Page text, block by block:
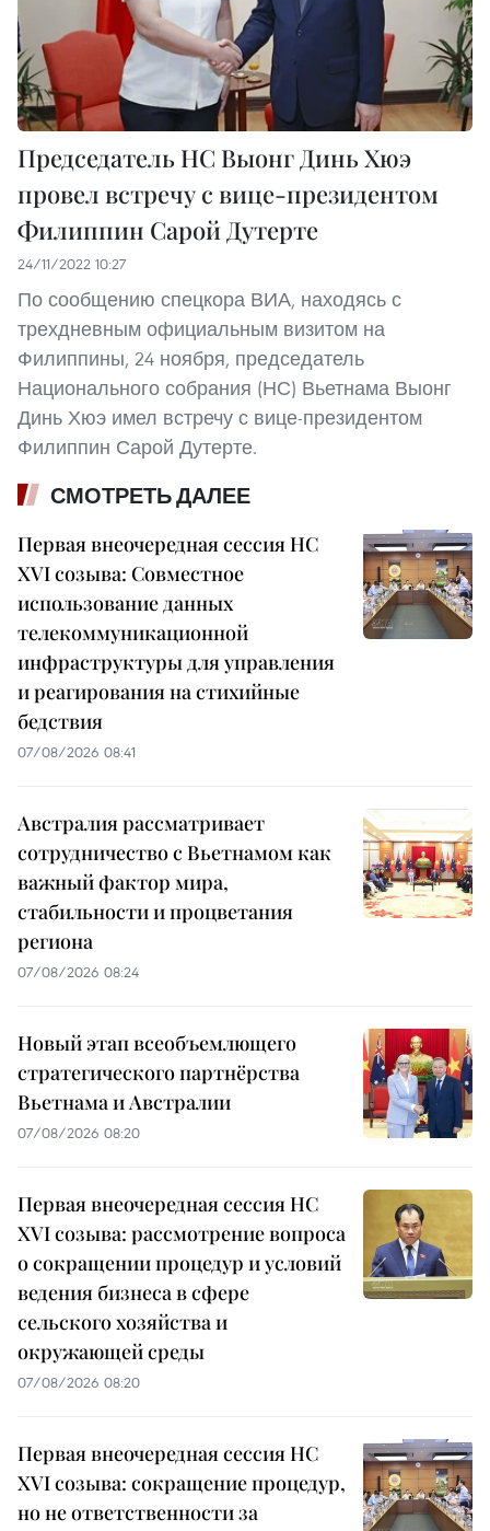
Председатель НС Выонг Динь Хюэ
провел встречу с вице-президентом
Филиппин Сарой Дутерте
24/11/2022 10:27
По сообщению спецкора ВИА, находясь с
трехдневным официальным визитом на
Филиппины, 24 ноября, председатель
Национального собрания (НС) Вьетнама Выонг
Динь Хюэ имел встречу с вице-президентом
Филиппин Сарой Дутерте.
СМОТРЕТЬ ДАЛЕЕ
Первая внеочередная сессия НС
XVI созыва: Совместное
использование данных
телекоммуникационной
инфраструктуры для управления
и реагирования на стихийные
бедствия
07/08/2026 08:41
Австралия рассматривает
сотрудничество с Вьетнамом как
важный фактор мира,
стабильности и процветания
региона
07/08/2026 08:24
Новый этап всеобъемлющего
стратегического партнёрства
Вьетнама и Австралии
07/08/2026 08:20
Первая внеочередная сессия НС
XVI созыва: рассмотрение вопроса
о сокращении процедур и условий
ведения бизнеса в сфере
сельского хозяйства и
окружающей среды
07/08/2026 08:20
Первая внеочередная сессия НС
XVI созыва: сокращение процедур,
но не ответственности за